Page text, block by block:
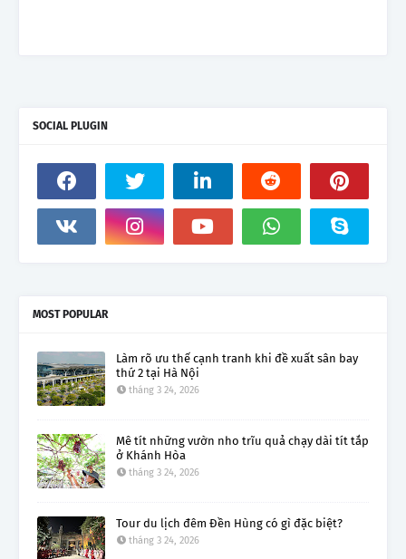
SOCIAL PLUGIN
MOST POPULAR
Làm rõ ưu thế cạnh tranh khi đề xuất sân bay
thứ 2 tại Hà Nội
tháng 3 24, 2026
Mê tít những vườn nho trĩu quả chạy dài tít tắp
ở Khánh Hòa
tháng 3 24, 2026
Tour du lịch đêm Đền Hùng có gì đặc biệt?
tháng 3 24, 2026